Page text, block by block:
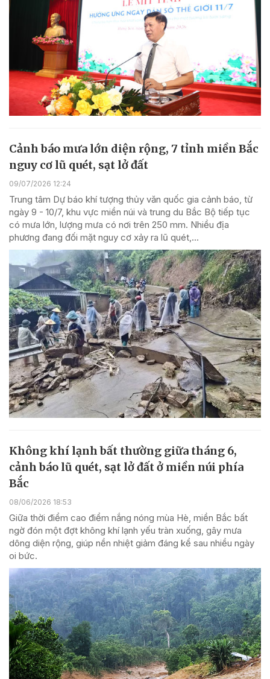
Cảnh báo mưa lớn diện rộng, 7 tỉnh miền Bắc
nguy cơ lũ quét, sạt lở đất
09/07/2026 12:24
Trung tâm Dự báo khí tượng thủy văn quốc gia cảnh báo, từ
ngày 9 - 10/7, khu vực miền núi và trung du Bắc Bộ tiếp tục
có mưa lớn, lượng mưa có nơi trên 250 mm. Nhiều địa
phương đang đối mặt nguy cơ xảy ra lũ quét,...
Không khí lạnh bất thường giữa tháng 6,
cảnh báo lũ quét, sạt lở đất ở miền núi phía
Bắc
08/06/2026 18:53
Giữa thời điểm cao điểm nắng nóng mùa Hè, miền Bắc bất
ngờ đón một đợt không khí lạnh yếu tràn xuống, gây mưa
dông diện rộng, giúp nền nhiệt giảm đáng kể sau nhiều ngày
oi bức.